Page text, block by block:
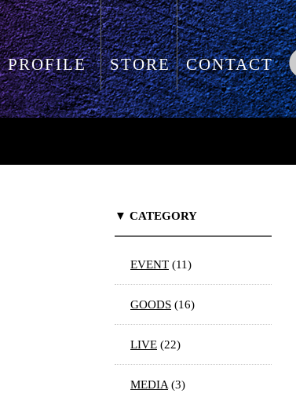
PROFILE STORE CONTACT
▼ CATEGORY
EVENT (11)
GOODS (16)
LIVE (22)
MEDIA (3)